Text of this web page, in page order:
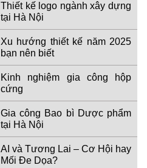
Thiết kế logo ngành xây dựng
tại Hà Nội
Xu hướng thiết kế năm 2025
bạn nên biết
Kinh nghiệm gia công hộp
cứng
Gia công Bao bì Dược phẩm
tại Hà Nội
AI và Tương Lai – Cơ Hội hay
Mối Đe Dọa?